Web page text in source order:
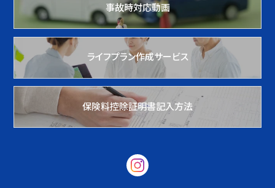
事故時対応動画
ライフプラン作成サービス
保険料控除証明書記入方法